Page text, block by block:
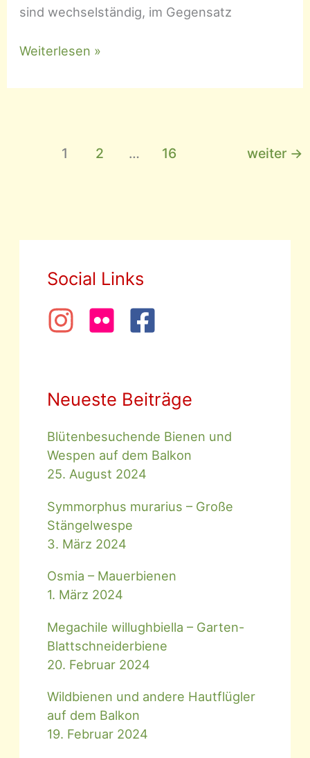
sind wechselständig, im Gegensatz
Salsola
–
Weiterlesen »
1 2 … 16 weiter →
Social Links
Neueste Beiträge
Blütenbesuchende Bienen und
Wespen auf dem Balkon
25. August 2024
Symmorphus murarius – Große
Stängelwespe
3. März 2024
Osmia – Mauerbienen
1. März 2024
Megachile willughbiella – Garten-
Blattschneiderbiene
20. Februar 2024
Wildbienen und andere Hautflügler
auf dem Balkon
19. Februar 2024